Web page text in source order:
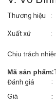
Thương hiệu :
Xuất xứ :
Chịu trách
Mã sản phẩm:
Đánh giá
:
Giá
: